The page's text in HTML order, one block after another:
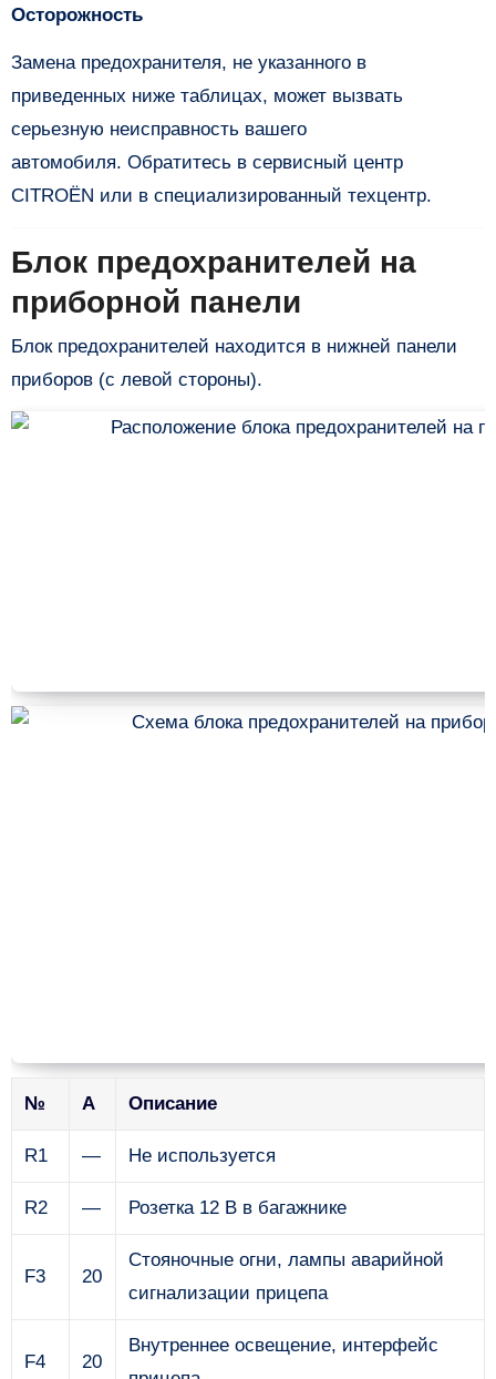
Осторожность
Замена предохранителя, не указанного в
приведенных ниже таблицах, может вызвать
серьезную неисправность вашего
автомобиля. Обратитесь в сервисный центр
CITROËN или в специализированный техцентр.
Блок предохранителей на
приборной панели
Блок предохранителей находится в нижней панели
приборов (с левой стороны).
№ А Описание
R1 — Не используется
R2 — Розетка 12 В в багажнике
F3 20
Стояночные огни, лампы аварийной
сигнализации прицепа
F4 20
Внутреннее освещение, интерфейс